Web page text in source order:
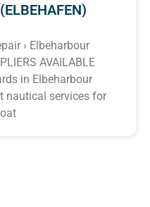
› Elbeharbour
AVAILABLE
in Elbeharbour
nautical services for